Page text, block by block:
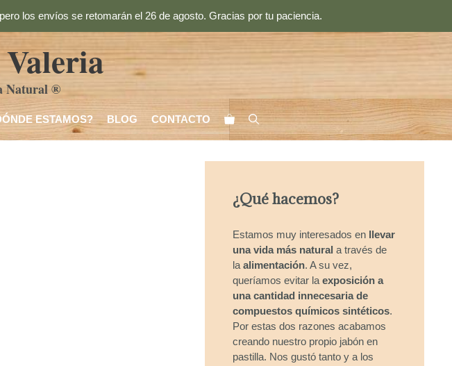
los envíos se retomarán el 26 de agosto. Gracias por tu paciencia.
Natural ®
ESTAMOS? BLOG CONTACTO
¿Qué hacemos?
Estamos muy interesados en llevar
una vida más natural a través de
la alimentación. A su vez,
queríamos evitar la exposición a
una cantidad innecesaria de
compuestos químicos sintéticos.
Por estas dos razones acabamos
creando nuestro propio jabón en
pastilla. Nos gustó tanto y a los